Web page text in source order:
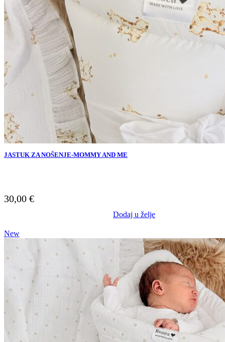
JASTUK ZA NOŠENJE-MOMMY AND ME
30,00 €
Dodaj u želje
New